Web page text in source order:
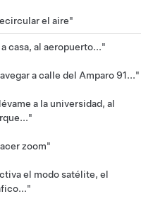
el aire"
casa, al aeropuerto..."
a calle del Amparo 91..."
a la universidad, al
zoom"
el modo satélite, el